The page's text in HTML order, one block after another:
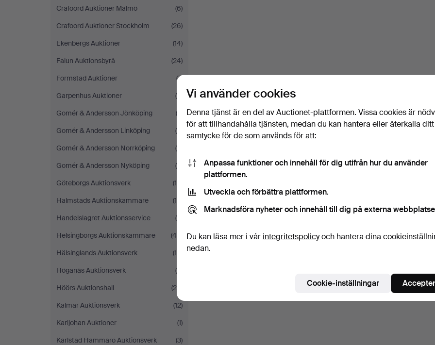
Crafoord Auktioner Malmö
(6)
Crafoord Auktioner Stockholm
(26)
Ekenbergs Auktioner
(14)
Falun Auktionsbyrå
(24)
Formstad Auktioner
(7)
Garpenhus Auktioner
(4)
Gomér & Andersson Jönköping
(2)
Gomér & Andersson Linköping
(8)
Gomér & Andersson Norrköping
(5)
Gomér & Andersson Nyköping
(6)
Göteborgs Auktionsverk
(14)
Halmstads Auktionskammare
(16)
Handelslagret Auktionsservice
(6)
Helsingborgs Auktionskammare
(46)
Hälsinglands Auktionsverk
(16)
Höganäs Auktionsverk
(4)
Höörs Auktionshall
(20)
Kalmar Auktionsverk
(12)
Karljohan Auktioner
(1)
Karlstad Hammarö Auktionsverk
(3)
Vi använder cookies
Denna tjänst är en del av Auctionet-plattformen. Vissa cookies är
för att tillhandahålla tjänsten, medan du kan hantera eller återkalla ditt
samtycke för de som används för att:
Anpassa funktioner och innehåll för dig utifrån hur du använder
plattformen.
Utveckla och förbättra plattformen.
Marknadsföra nyheter och innehåll till dig på externa
Du kan läsa mer i vår integritetspolicyoch hantera dina
nedan.
Cookie-inställningar